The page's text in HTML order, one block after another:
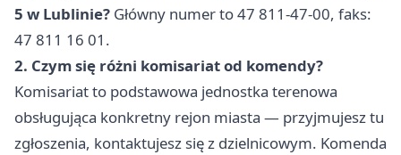
5 w Lublinie? Główny numer to 47 811-47-00, faks:
47 811 16 01.
2. Czym się różni komisariat od komendy?
Komisariat to podstawowa jednostka terenowa
obsługująca konkretny rejon miasta — przyjmujesz tu
zgłoszenia, kontaktujesz się z dzielnicowym. Komenda